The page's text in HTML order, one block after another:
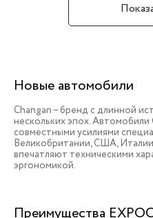
Новые автомобили
Changan – бренд с длинной
нескольких эпох.
совместными усилиями
Великобритании, США,
впечатляют техническими
эргономикой.
Преимущества